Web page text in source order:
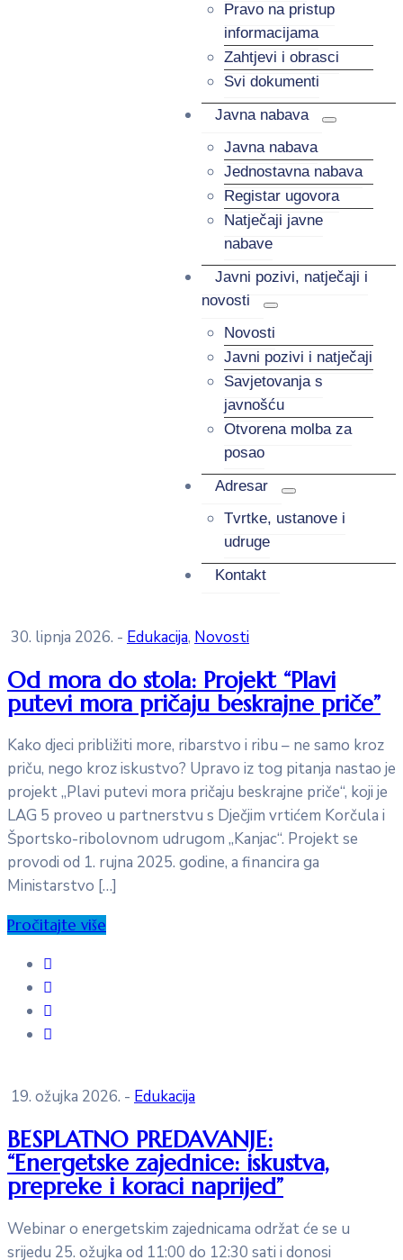
Pravo na pristup
informacijama
Zahtjevi i obrasci
Svi dokumenti
Javna nabava
Javna nabava
Jednostavna nabava
Registar ugovora
Natječaji javne
nabave
Javni pozivi, natječaji i
novosti
Novosti
Javni pozivi i natječaji
Savjetovanja s
javnošću
Otvorena molba za
posao
Adresar
Tvrtke, ustanove i
udruge
Kontakt
30. lipnja 2026. - Edukacija‚ Novosti
Od mora do stola: Projekt “Plavi
putevi mora pričaju beskrajne priče”
Kako djeci približiti more, ribarstvo i ribu – ne samo kroz
priču, nego kroz iskustvo? Upravo iz tog pitanja nastao je
projekt „Plavi putevi mora pričaju beskrajne priče“, koji je
LAG 5 proveo u partnerstvu s Dječjim vrtićem Korčula i
Športsko-ribolovnom udrugom „Kanjac“. Projekt se
provodi od 1. rujna 2025. godine, a financira ga
Ministarstvo […]
Pročitajte više
19. ožujka 2026. - Edukacija
BESPLATNO PREDAVANJE:
“Energetske zajednice: iskustva,
prepreke i koraci naprijed”
Webinar o energetskim zajednicama održat će se u
srijedu 25. ožujka od 11:00 do 12:30 sati i donosi